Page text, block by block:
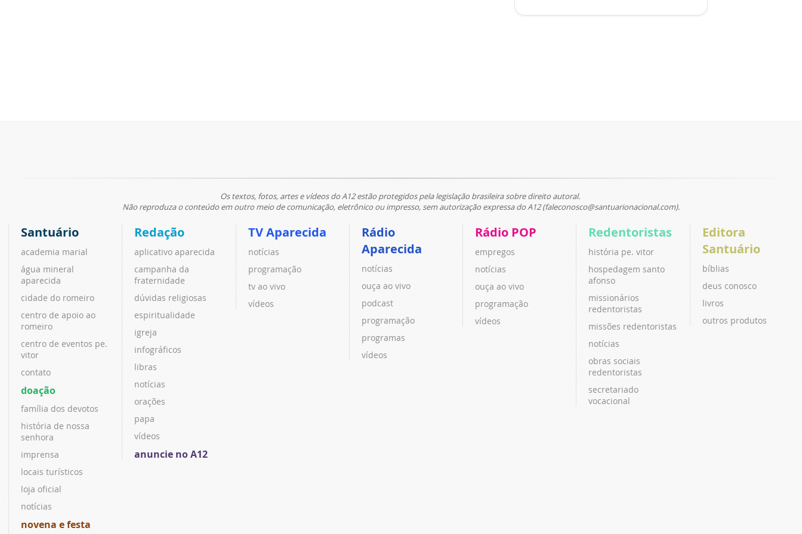
Os textos, fotos, artes e vídeos do A12 estão protegidos pela legislação brasileira sobre direito autoral.
Não reproduza o conteúdo em outro meio de comunicação, eletrônico ou impresso, sem autorização expressa do A12 (faleconosco@santuarionacional.com).
Santuário
academia marial
água mineral
aparecida
cidade do romeiro
centro de apoio ao
romeiro
centro de eventos pe.
vitor
contato
doação
família dos devotos
história de nossa
senhora
imprensa
locais turísticos
loja oficial
notícias
novena e festa
Redação
aplicativo aparecida
campanha da
fraternidade
dúvidas religiosas
espiritualidade
igreja
infográficos
libras
notícias
orações
papa
vídeos
anuncie no A12
TV Aparecida
notícias
programação
tv ao vivo
vídeos
Rádio
Aparecida
notícias
ouça ao vivo
podcast
programação
programas
vídeos
Rádio POP
empregos
notícias
ouça ao vivo
programação
vídeos
Redentoristas
história pe. vitor
hospedagem santo
afonso
missionários
redentoristas
missões redentoristas
notícias
obras sociais
redentoristas
secretariado
vocacional
Editora
Santuário
bíblias
deus conosco
livros
outros produtos